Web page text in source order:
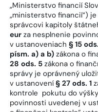
„Ministerstvo financií
„ministerstvo financií“)
správcovi kapitoly
eur za nesplnenie
v ustanoveniach § 15
písm. a) a b) zákona o
28 ods. 5 zákona o
správy je oprávnený
v ustanovení§ 27 ods. 1
kontrole pokutu do výšky
povinnosti uvedenej v